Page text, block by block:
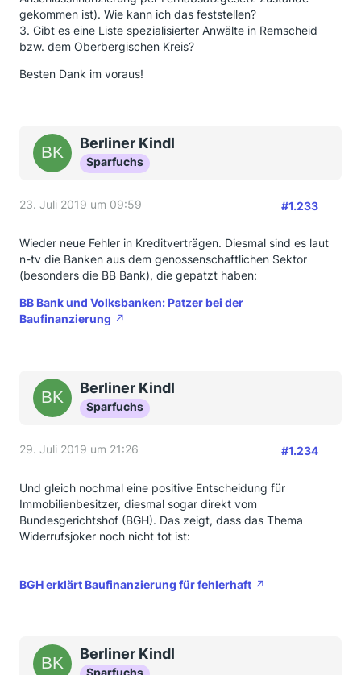
gekommen ist). Wie kann ich das feststellen?
3. Gibt es eine Liste spezialisierter Anwälte in Remscheid
bzw. dem Oberbergischen Kreis?
Besten Dank im voraus!
Berliner Kindl
Sparfuchs
23. Juli 2019 um 09:59 #1.233
Wieder neue Fehler in Kreditverträgen. Diesmal sind es laut
n-tv die Banken aus dem genossenschaftlichen Sektor
(besonders die BB Bank), die gepatzt haben:
BB Bank und Volksbanken: Patzer bei der
Baufinanzierung
Berliner Kindl
Sparfuchs
29. Juli 2019 um 21:26 #1.234
Und gleich nochmal eine positive Entscheidung für
Immobilienbesitzer, diesmal sogar direkt vom
Bundesgerichtshof (BGH). Das zeigt, dass das Thema
Widerrufsjoker noch nicht tot ist:
BGH erklärt Baufinanzierung für fehlerhaft
Berliner Kindl
Sparfuchs